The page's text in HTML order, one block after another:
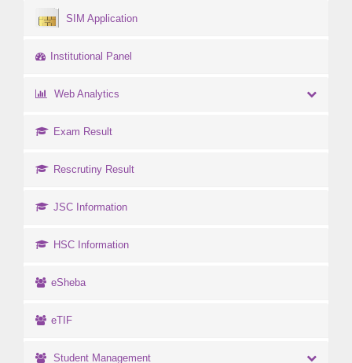
SIM Application
Institutional Panel
Web Analytics
Exam Result
Rescrutiny Result
JSC Information
HSC Information
eSheba
eTIF
Student Management